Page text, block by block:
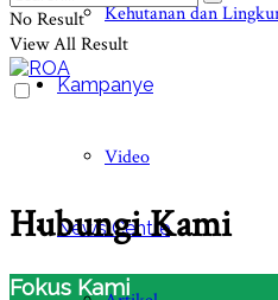
Kehutanan dan
Kampanye
Video
News Centre
No Result
View All Result
Hubungi Kami
Fokus Kami